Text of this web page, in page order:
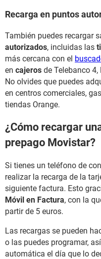
Recarga en puntos
También puedes recargar
autorizados, incluidas las
más cercana con el
en cajeros de Telebanco 4,
No olvides que puedes
en centros comerciales,
tiendas Orange.
¿Cómo recargar
prepago Movistar?
Si tienes un teléfono de
realizar la recarga de la
siguiente factura. Esto
Móvil en Factura, con la
partir de 5 euros.
Las recargas se pueden
o las puedes programar,
automática el día que lo